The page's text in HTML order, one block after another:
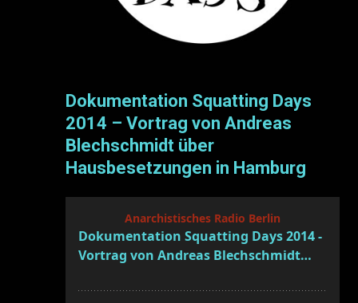
Dokumentation Squatting Days
2014 – Vortrag von Andreas
Blechschmidt über
Hausbesetzungen in Hamburg